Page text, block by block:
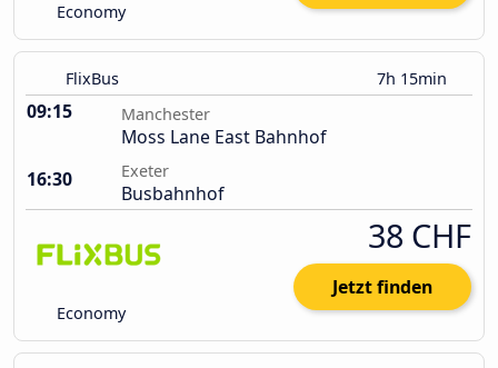
Economy
FlixBus 7h 15min
09:15 Manchester
Moss Lane East Bahnhof
16:30
Exeter
Busbahnhof
Economy
38 CHF
Jetzt finden